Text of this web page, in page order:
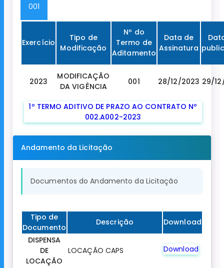
001
Exercício
Tipo de
Modificação
Nº do
Termo de
Aditamento
Data de
Assinatura
2023
MODIFICAÇÃO
DA VIGÊNCIA
001 28/12/2023 29/
1º TERMO ADITIVO DE PRAZO AO CONTRATO Nº
002.A002-2023
Andamento da Licitação
Documentos do Andamento da Licitação
Tipo de
Documento
Descrição
Download
DISPENSA
DE
LOCAÇÃO
LOCAÇÃO CAPS Download